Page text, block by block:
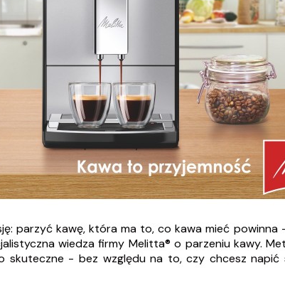
parzyć kawę, która ma to, co kawa mieć
wiedza firmy Melitta® o parzeniu kawy.
skuteczne - bez względu na to, czy chcesz napić